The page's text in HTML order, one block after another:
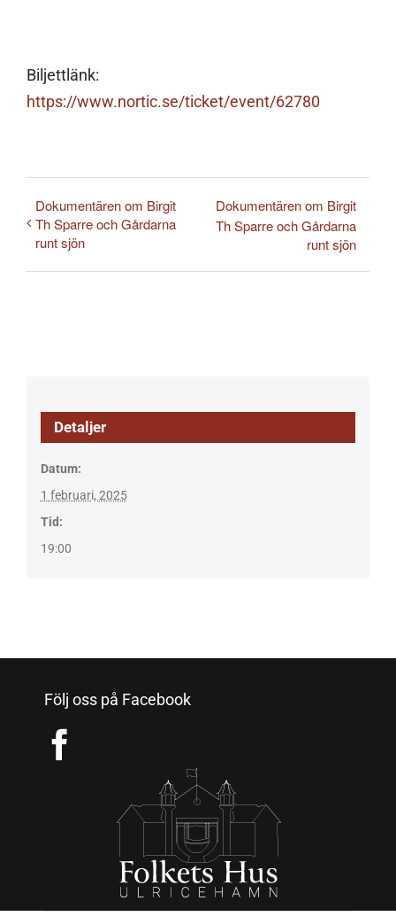
Biljettlänk:
https://www.nortic.se/ticket/event/62780
Dokumentären om Birgit
Th Sparre och Gårdarna
runt sjön
Dokumentären om Birgit
Th Sparre och Gårdarna
runt sjön
Detaljer
Datum:
1 februari, 2025
Tid:
19:00
Följ oss på Facebook